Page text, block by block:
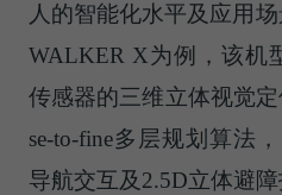
人的智能化水平及应用
WALKER X为例，该机
传感器的三维立体视觉
se-to-fine多层规划算法
导航交互及2.5D立体避